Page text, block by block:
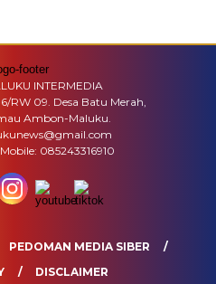
INTERMEDIA
RW 09. Desa Batu Merah,
Ambon-Maluku.
085243316910
PEDOMAN MEDIA SIBER
DISCLAIMER